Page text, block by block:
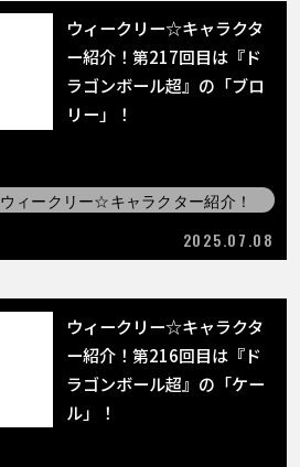
ウィークリー☆キャラクタ
ー紹介！第217回目は『ド
ラゴンボール超』の「ブロ
リー」！
ウィークリー☆キャラクター紹介！
2025.07.08
ウィークリー☆キャラクタ
ー紹介！第216回目は『ド
ラゴンボール超』の「ケー
ル」！